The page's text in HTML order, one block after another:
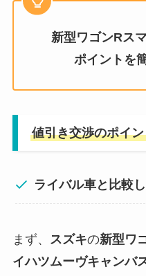
新型ワゴンRス
ポイントを
値引き交渉のポイ
ライバル車と比較
まず、 スズキの新型ワ
イハツムーヴキャンバ